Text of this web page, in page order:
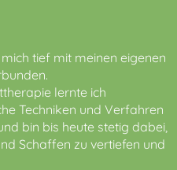
tief mit meinen eigenen
lernte ich
Techniken und Verfahren
bin bis heute stetig dabei,
Schaffen zu vertiefen und